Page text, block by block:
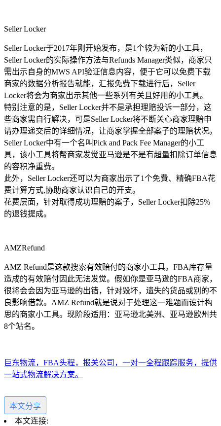
Seller Locker
Seller Locker于2017年刚开始发布，是1个较为新的小工具，
Seller Locker的实际操作方法与Refunds Manager类似，商家只
需出示自身的MWS API验证信息内容，便于它可以免费下载
商家的数据分析报告就能，汇报免费下载进行后，Seller
Locker将会为商家出示其他一些系列有关且好用的小工具。
特别注意的是，Seller Locker并不是承担理赔投诉一部分，这
些商家需自行解决，可是Seller Locker将不断关心商家理赔申
请办理递交后的详细情况，让商家掌握全部案子的理赔状况。
Seller Locker中有一个名叫Pick and Pack Fee Manager的小工
具，该小工具将帮商家发觉亚马逊是不是有超量扣除订单信息
的容积净重费。
此外，Seller Locker还可以为商家出示了1个免費、精确FBA花
费计算方式,协助商家认识自己的开支。
花费层面，针对取得成功理赔的案子，Seller Locker扣除25%
的退钱提成。
AMZRefund
AMZ Refund是这款搜索有效赔付的商家小工具。FBA库存量
造成的有效赔付因此无法发觉。假如你是亚马逊的FBA商家，
很将会会因为亚马逊的出错，针对毁坏，遗失的货品或别的不
良影响借款。AMZ Refund就是说对于处理这一难题而设计构
思的商家小工具。现阶段适用：亚马逊北美洲、亚马逊欧州共
8个站名。
巨东物流，FBA头程，报关公司，一对一全程跟踪服务，提供
一站式物流解决方案。
本文分享
本文连接: